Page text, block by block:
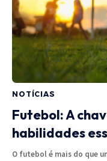
NOTÍCIAS
Futebol: A
habilidades
O futebol é mais do que